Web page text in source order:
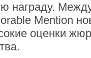
награду.
Mention
оценки